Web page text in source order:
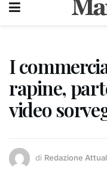
I
rapine,
video
di Redazione